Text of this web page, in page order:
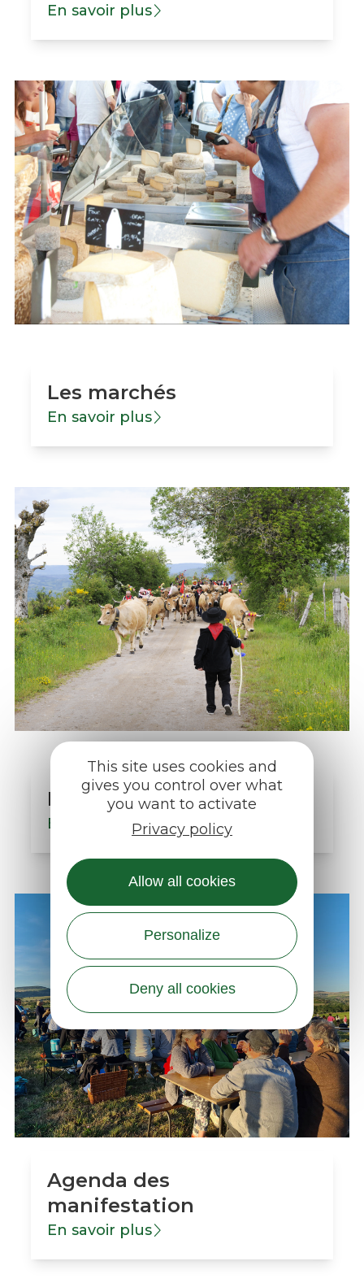
En savoir plus
Les marchés
En savoir plus
Les Offices de Tourisme
En savoir plus
Agenda des
manifestation
En savoir plus
This site uses cookies and
gives you control over what
you want to activate
Privacy policy
Allow all cookies
Personalize
Deny all cookies